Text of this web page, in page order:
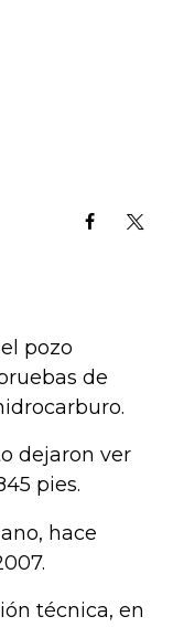
pozo
de
dejaron ver
pies.
hace
técnica, en